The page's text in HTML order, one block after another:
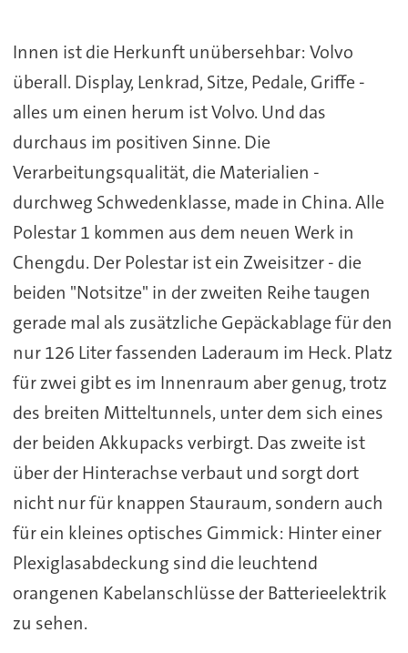
Innen ist die Herkunft unübersehbar: Volvo
überall. Display, Lenkrad, Sitze, Pedale, Griffe -
alles um einen herum ist Volvo. Und das
durchaus im positiven Sinne. Die
Verarbeitungsqualität, die Materialien -
durchweg Schwedenklasse, made in China. Alle
Polestar 1 kommen aus dem neuen Werk in
Chengdu. Der Polestar ist ein Zweisitzer - die
beiden "Notsitze" in der zweiten Reihe taugen
gerade mal als zusätzliche Gepäckablage für den
nur 126 Liter fassenden Laderaum im Heck. Platz
für zwei gibt es im Innenraum aber genug, trotz
des breiten Mitteltunnels, unter dem sich eines
der beiden Akkupacks verbirgt. Das zweite ist
über der Hinterachse verbaut und sorgt dort
nicht nur für knappen Stauraum, sondern auch
für ein kleines optisches Gimmick: Hinter einer
Plexiglasabdeckung sind die leuchtend
orangenen Kabelanschlüsse der Batterieelektrik
zu sehen.